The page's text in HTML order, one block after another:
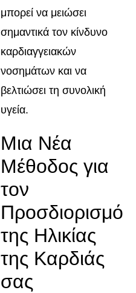
μπορεί να μειώσει
σημαντικά τον κίνδυνο
καρδιαγγειακών
νοσημάτων και να
βελτιώσει τη συνολική
υγεία.
Μια Νέα
Μέθοδος για
τον
Προσδιορισμό
της Ηλικίας
της Καρδιάς
σας